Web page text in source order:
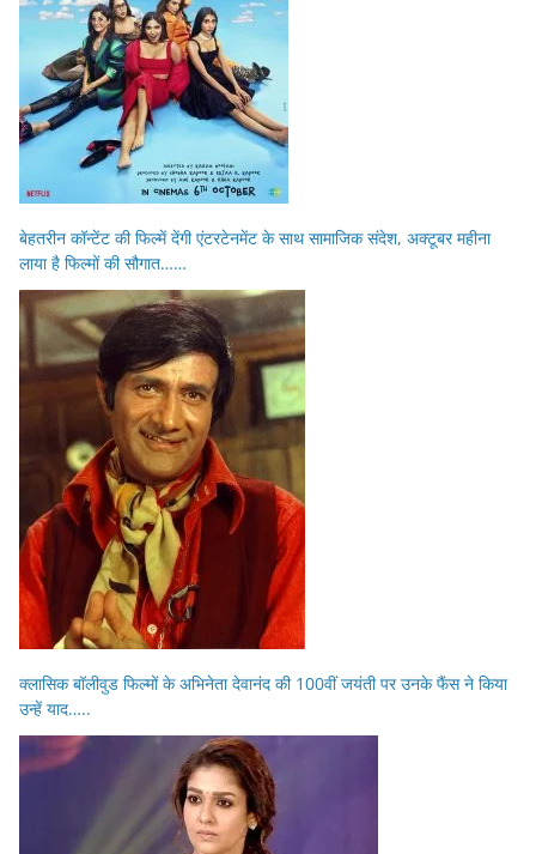
बेहतरीन कॉन्टेंट की फिल्में देंगी एंटरटेनमेंट के साथ सामाजिक संदेश, अक्टूबर महीना
लाया है फिल्मों की सौगात……
क्लासिक बॉलीवुड फिल्मों के अभिनेता देवानंद की 100वीं जयंती पर उनके फैंस ने किया
उन्हें याद…..